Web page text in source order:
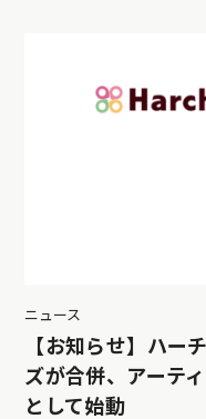
ニュース
【お知らせ】ハー
ズが合併、アーテ
として始動